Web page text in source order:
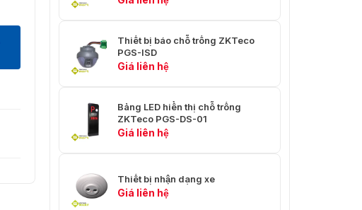
Thiết bị báo chỗ trống ZKTeco
PGS-ISD
Giá liên hệ
Bảng LED hiển thị chỗ trống
ZKTeco PGS-DS-01
Giá liên hệ
Thiết bị nhận dạng xe
Giá liên hệ